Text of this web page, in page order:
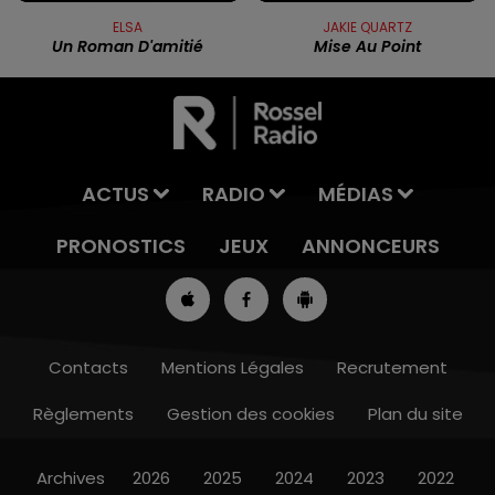
7h00 - 10h00
ELSA
Un Roman D'amitié
JAKIE QUARTZ
Mise Au Point
ACTUS RADIO
MÉDIAS
PRONOSTICS
JEUX ANNONCEURS
Contacts Mentions Légales
Recrutement
Règlements
Gestion des cookies Plan du site
Archives 2026 2025 2024 2023 2022